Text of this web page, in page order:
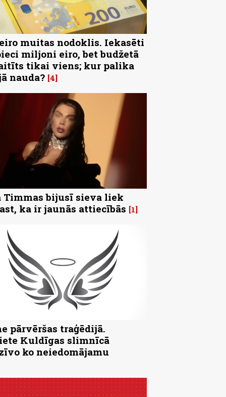
muitas nodoklis. Iekasēti
miljoni eiro, bet budžetā
tikai viens; kur palika
nauda? 4
Timmas bijusī sieva liek
ka ir jaunās attiecībās 1
pārvēršas traģēdijā.
Kuldīgas slimnīcā
ko neiedomājamu